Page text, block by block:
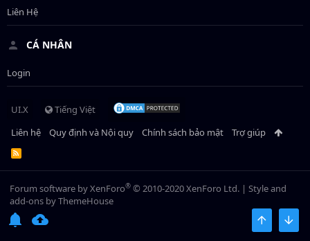
Liên Hệ
CÁ NHÂN
Login
UI.X
Tiếng Việt
Liên hệ
Quy định và Nội quy Chính sách bảo mật Trợ giúp
R
S
Forum software by XenForo® © 2010-2020 XenForo Ltd. | Style and
add-ons by ThemeHouse
BÊN TRÊN